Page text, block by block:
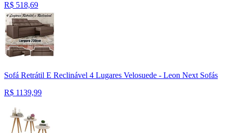
R$ 518,69
Sofá Retrátil E Reclinável 4 Lugares Velosuede - Leon Next Sofás
R$ 1139,99